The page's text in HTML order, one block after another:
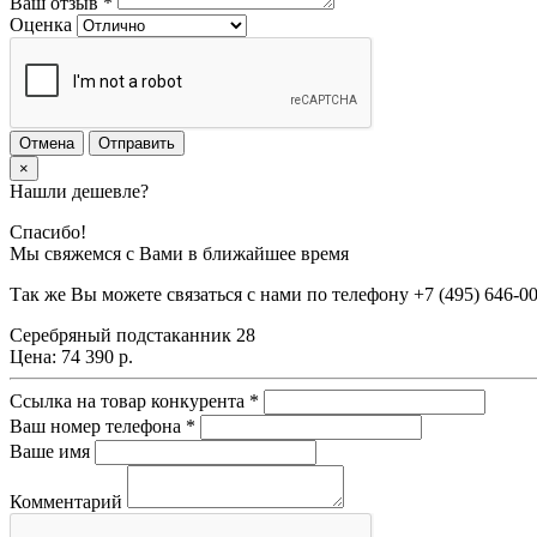
Оценка
Отмена
Отправить
×
Нашли дешевле?
Спасибо!
Мы свяжемся с Вами в ближайшее время
Так же Вы можете связаться с нами по телефону +7 (495) 646-
Серебряный подстаканник 28
Цена: 74 390 р.
Ссылка на товар конкурента *
Ваш номер телефона *
Ваше имя
Комментарий